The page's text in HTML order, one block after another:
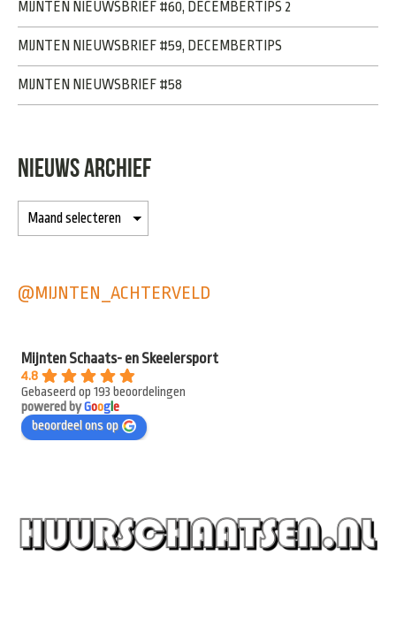
MIJNTEN NIEUWSBRIEF #60, DECEMBERTIPS 2
MIJNTEN NIEUWSBRIEF #59, DECEMBERTIPS
MIJNTEN NIEUWSBRIEF #58
NIEUWS ARCHIEF
@MIJNTEN_ACHTERVELD
Mijnten Schaats- en Skeelersport
4.8
Gebaseerd op 193 beoordelingen
powered byGooge
beoordeel ons op